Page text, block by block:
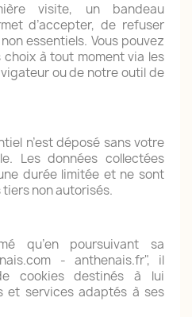
visite, un bandeau
d’accepter, de refuser
essentiels. Vous pouvez
à tout moment via les
ou de notre outil de
n’est déposé sans votre
Les données collectées
durée limitée et ne sont
non autorisés.
qu’en poursuivant sa
- anthenais.fr", il
cookies destinés à lui
et services adaptés à ses